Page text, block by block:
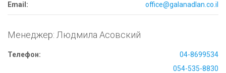
Email:
office@galanadlan.co.il
Менеджер: Людмила Асовский
Телефон:
04-8699534
054-535-8830